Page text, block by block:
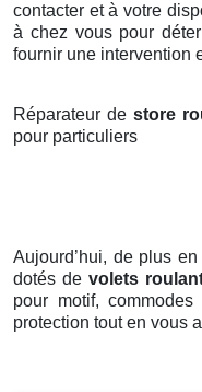
contacter et à votre
à chez vous pour
fournir une intervention
Réparateur de store
pour particuliers
Aujourd’hui, de plus
dotés de volets
pour motif,
protection tout en vous